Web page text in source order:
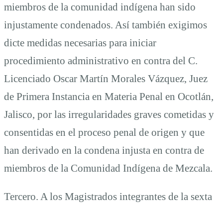
miembros de la comunidad indígena han sido
injustamente condenados. Así también exigimos
dicte medidas necesarias para iniciar
procedimiento administrativo en contra del C.
Licenciado Oscar Martín Morales Vázquez, Juez
de Primera Instancia en Materia Penal en Ocotlán,
Jalisco, por las irregularidades graves cometidas y
consentidas en el proceso penal de origen y que
han derivado en la condena injusta en contra de
miembros de la Comunidad Indígena de Mezcala.
Tercero. A los Magistrados integrantes de la sexta